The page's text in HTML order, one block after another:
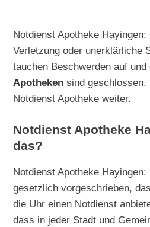
Notdienst Apotheke
Verletzung oder unerklärliche
tauchen Beschwerden auf und
Apotheken sind
Notdienst Apotheke weiter.
Notdienst Apotheke
das?
Notdienst Apotheke
gesetzlich vorgeschrieben,
die Uhr einen Notdienst
dass in jeder Stadt und